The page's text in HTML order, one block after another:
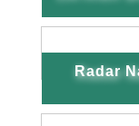
Radar